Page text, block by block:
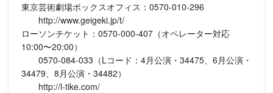
東京芸術劇場ボックスオフィス：0570-010-296
http://www.geigeki.jp/t/
ローソンチケット：0570-000-407（オペレーター対応
10:00〜20:00）
0570-084-033（Lコード：4月公演・34475、6月公演・
34479、8月公演・34482）
http://l-tike.com/